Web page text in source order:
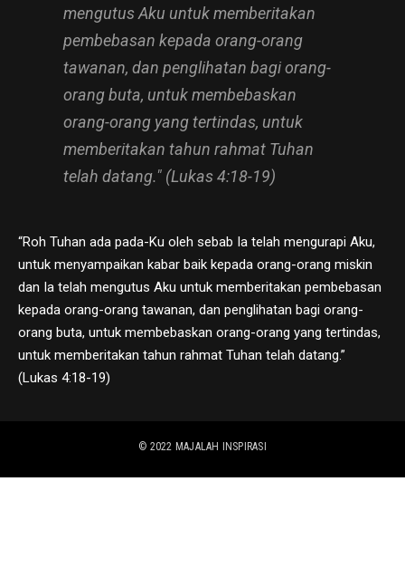
mengutus Aku untuk memberitakan
pembebasan kepada orang-orang
tawanan, dan penglihatan bagi orang-
orang buta, untuk membebaskan
orang-orang yang tertindas, untuk
memberitakan tahun rahmat Tuhan
telah datang." (Lukas 4:18-19)
“Roh Tuhan ada pada-Ku oleh sebab Ia telah mengurapi Aku,
untuk menyampaikan kabar baik kepada orang-orang miskin
dan Ia telah mengutus Aku untuk memberitakan pembebasan
kepada orang-orang tawanan, dan penglihatan bagi orang-
orang buta, untuk membebaskan orang-orang yang tertindas,
untuk memberitakan tahun rahmat Tuhan telah datang.”
(Lukas 4:18-19)
© 2022 MAJALAH INSPIRASI